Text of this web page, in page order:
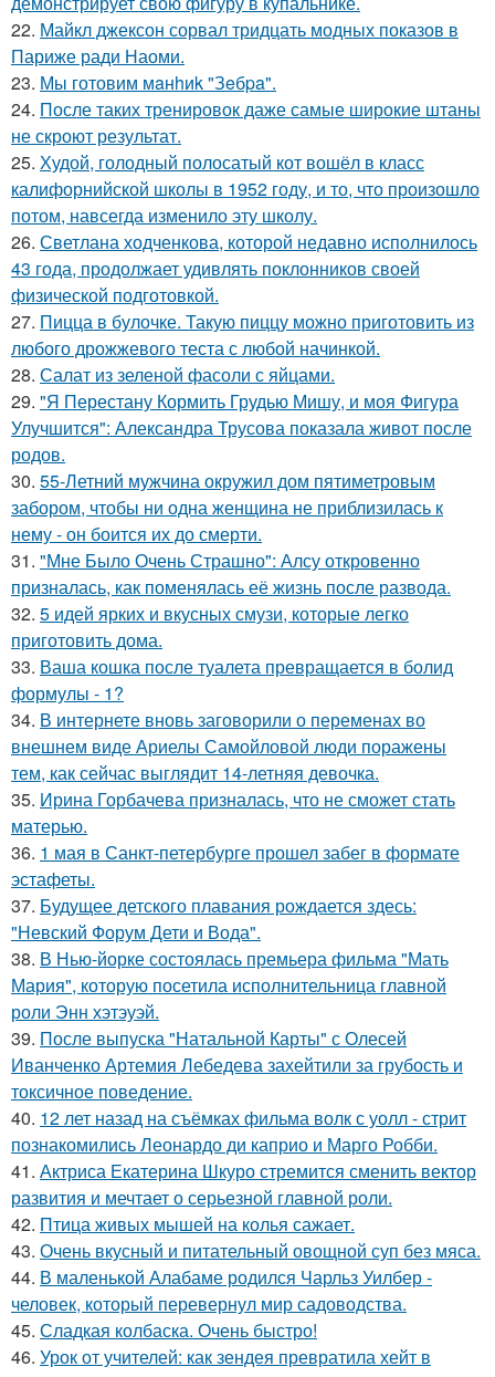
22. Майкл джексон сорвал тридцать модных показов в
Париже ради Наоми.
23. Мы готовим мaнhиk "Зeбpa".
24. После таких тренировок даже самые широкие штаны
не скроют результат.
25. Худой, голодный полосатый кот вошёл в класс
калифорнийской школы в 1952 году, и то, что произошло
потом, навсегда изменило эту школу.
26. Светлана ходченкова, которой недавно исполнилось
43 года, продолжает удивлять поклонников своей
физической подготовкой.
27. Пицца в булочке. Такую пиццу можно приготовить из
любого дрожжевого теста с любой начинкой.
28. Салат из зеленой фасоли с яйцами.
29. "Я Перестану Кормить Грудью Мишу, и моя Фигура
Улучшится": Александра Трусова показала живот после
родов.
30. 55-Летний мужчина окружил дом пятиметровым
забором, чтобы ни одна женщина не приблизилась к
нему - он боится их до смерти.
31. "Мне Было Очень Страшно": Алсу откровенно
призналась, как поменялась её жизнь после развода.
32. 5 идей ярких и вкусных смузи, которые легко
приготовить дома.
33. Ваша кошка после туалета превращается в болид
формулы - 1?
34. В интернете вновь заговорили о переменах во
внешнем виде Ариелы Самойловой люди поражены
тем, как сейчас выглядит 14-летняя девочка.
35. Ирина Горбачева призналась, что не сможет стать
матерью.
36. 1 мая в Санкт-петербурге прошел забег в формате
эстафеты.
37. Будущее детского плавания рождается здесь:
"Невский Форум Дети и Вода".
38. В Нью-йорке состоялась премьера фильма "Мать
Мария", которую посетила исполнительница главной
роли Энн хэтэуэй.
39. После выпуска "Натальной Карты" с Олесей
Иванченко Артемия Лебедева захейтили за грубость и
токсичное поведение.
40. 12 лет назад на съёмках фильма волк с уолл - стрит
познакомились Леонардо ди каприо и Марго Робби.
41. Актриса Екатерина Шкуро стремится сменить вектор
развития и мечтает о серьезной главной роли.
42. Птица живых мышей на колья сажает.
43. Очень вкусный и питательный овощной суп без мяса.
44. В маленькой Алабаме родился Чарльз Уилбер -
человек, который перевернул мир садоводства.
45. Сладкая колбаска. Очень быстро!
46. Урок от учителей: как зендея превратила хейт в